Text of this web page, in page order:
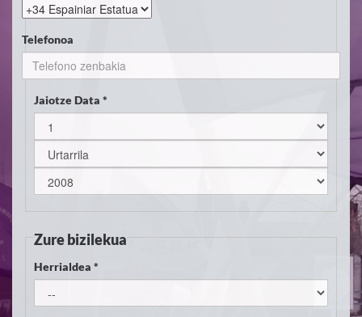
Telefonoa
Jaiotze Data *
Zure bizilekua
Herrialdea *